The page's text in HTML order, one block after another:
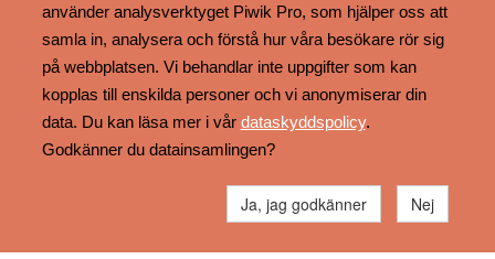
Tjänsten erbjuds av
Svenska folkskolans vänner rf
använder analysverktyget Piwik Pro, som hjälper oss att
samla in, analysera och förstå hur våra besökare rör sig
på webbplatsen. Vi behandlar inte uppgifter som kan
kopplas till enskilda personer och vi anonymiserar din
data. Du kan läsa mer i vår dataskyddspolicy.
Godkänner du datainsamlingen?
Ja, jag godkänner Nej